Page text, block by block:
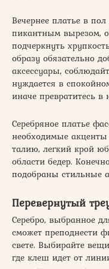
Вечернее платье в
пикантным вырезом,
подчеркнуть
образу обязательно
аксессуары,
нуждается в
иначе превратитесь
Серебряное платье
необходимые акценты
талию, легкий крой
области бедер.
подобраны стильные
Перевернутый
Серебро, выбранное
сможет преподнести
свете. Выбирайте
где клеш идет от